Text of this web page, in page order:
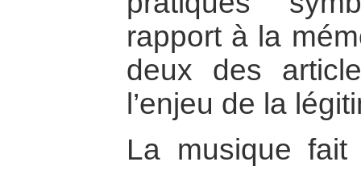
rapport à la
deux des
l’enjeu de la
La musique fait